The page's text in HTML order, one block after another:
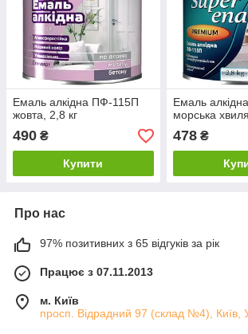
Емаль алкідна ПФ-115П
жовта, 2,8 кг
490 ₴
Купити
Емаль
морська
478₴
Про нас
97% позитивних з 65 відгуків за рік
Працює з 07.11.2013
м. Київ
просп. Відрадний 97 (склад №4), Київ,